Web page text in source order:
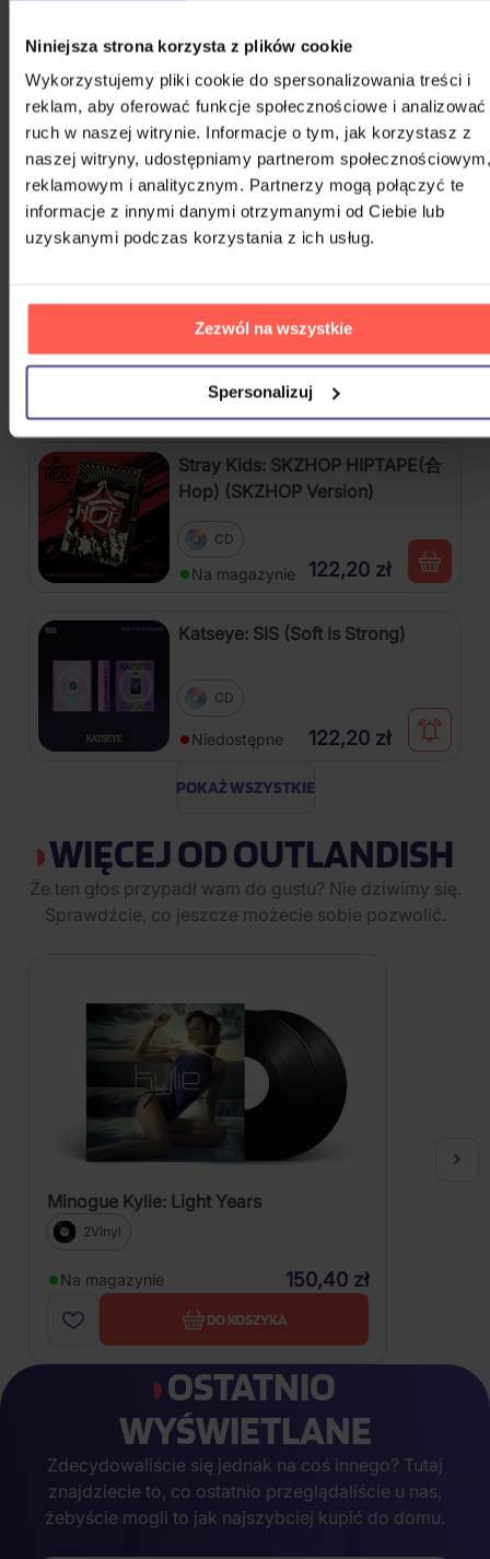
Niniejsza strona korzysta z plików cookie
Wykorzystujemy pliki cookie do spersonalizowania treści i
reklam, aby oferować funkcje społecznościowe i analizować
ruch w naszej witrynie. Informacje o tym, jak korzystasz z
naszej witryny, udostępniamy partnerom społecznościowym,
reklamowym i analitycznym. Partnerzy mogą połączyć te
informacje z innymi danymi otrzymanymi od Ciebie lub
uzyskanymi podczas korzystania z ich usług.
Zezwól na wszystkie
Spersonalizuj
Na magazynie 52,50 zł
Gott Karel: Snění o Vánocích
3CD
Na magazynie 75,10 zł
CD
Na magazynie 122,20 zł
Stray Kids: SKZHOP HIPTAPE(合
Hop) (SKZHOP Version)
CD
Na magazynie 122,20 zł
Katseye: SIS (Soft Is Strong)
CD
Niedostępne 122,20 zł
POKAŻ WSZYSTKIE
WIĘCEJ OD OUTLANDISH
Że ten głos przypadł wam do gustu? Nie dziwimy się.
Sprawdźcie, co jeszcze możecie sobie pozwolić.
Minogue Kylie: Light Years
2Vinyl
Na magazynie 150,40 zł
DO KOSZYKA
OSTATNIO
WYŚWIETLANE
Zdecydowaliście się jednak na coś innego? Tutaj
znajdziecie to, co ostatnio przeglądaliście u nas,
żebyście mogli to jak najszybciej kupić do domu.